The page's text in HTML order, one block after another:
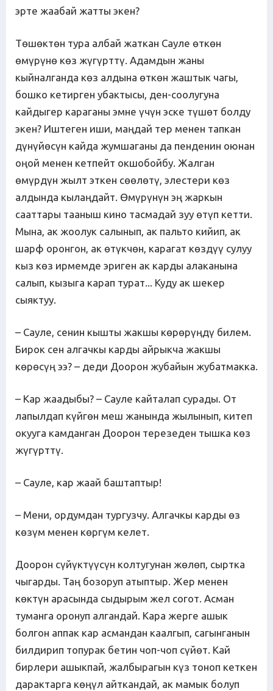
эрте жаабай жатты экен?
Төшөктөн тура албай жаткан Сауле өткөн
өмүрүнө көз жүгүрттү. Адамдын жаны
кыйналганда көз алдына өткөн жаштык чагы,
бошко кетирген убактысы, ден-соолугуна
кайдыгер караганы эмне үчүн эске түшөт болду
экен? Иштеген иши, маңдай тер менен тапкан
дүнүйөсүн кайда жумшаганы да пенденин оюнан
оңой менен кетпейт окшобойбу. Жалган
өмүрдүн жылт эткен сөөлөтү, элестери көз
алдында кылаңдайт. Өмүрүнүн эң жаркын
сааттары тааныш кино тасмадай зуу өтүп кетти.
Мына, ак жоолук салынып, ак пальто кийип, ак
шарф оронгон, ак өтүкчөн, карагат көздүү сулуу
кыз көз ирмемде эриген ак карды алаканына
салып, кызыга карап турат... Куду ак шекер
сыяктуу.
– Сауле, сенин кышты жакшы көрөрүңдү билем.
Бирок сен алгачкы карды айрыкча жакшы
көрөсүң ээ? – деди Доорон жубайын жубатмакка.
– Кар жаадыбы? – Сауле кайталап сурады. От
лапылдап күйгөн меш жанында жылынып, китеп
окууга камданган Доорон терезеден тышка көз
жүгүрттү.
– Сауле, кар жаай баштаптыр!
– Мени, ордумдан тургузчу. Алгачкы карды өз
көзүм менен көргүм келет.
Доорон сүйүктүүсүн колтугунан жөлөп, сыртка
чыгарды. Таң бозоруп атыптыр. Жер менен
көктүн арасында сыдырым жел согот. Асман
туманга оронуп алгандай. Кара жерге ашык
болгон аппак кар асмандан каалгып, сагынганын
билдирип топурак бетин чоп-чоп сүйөт. Кай
бирлери ашыкпай, жалбырагын күз тоноп кеткен
дарактарга көңүл айткандай, ак мамык болуп